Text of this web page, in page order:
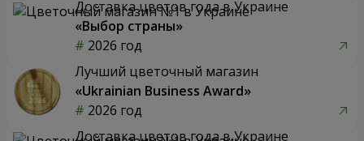
Доставка цветов года в Украине
«Выбор страны»
2026 год
Лучший цветочный магазин
«Ukrainian Business Award»
2026 год
Доставка цветов года в Украине